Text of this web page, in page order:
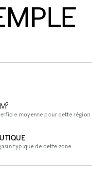
M2
moyenne pour cette région
typique de cette zone